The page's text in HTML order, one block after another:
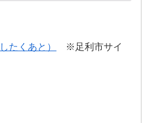
たくあと）
※足利市サイ